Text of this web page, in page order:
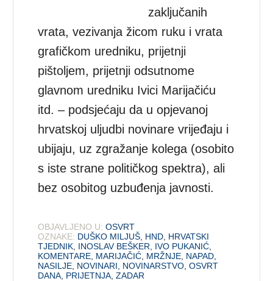
zaključanih
vrata, vezivanja žicom ruku i vrata
grafičkom uredniku, prijetnji
pištoljem, prijetnji odsutnome
glavnom uredniku Ivici Marijačiću
itd. – podsjećaju da u opjevanoj
hrvatskoj uljudbi novinare vrijeđaju i
ubijaju, uz zgražanje kolega (osobito
s iste strane političkog spektra), ali
bez osobitog uzbuđenja javnosti.
OBJAVLJENO U: OSVRT
OZNAKE: DUŠKO MILJUŠ HND HRVATSKI
TJEDNIK INOSLAV BEŠKER IVO PUKANIĆ
KOMENTARE MARIJAČIĆ MRŽNJE NAPAD
NASILJE NOVINARI NOVINARSTVO ,OSVRT
DANA PRIJETNJA ,ZADAR